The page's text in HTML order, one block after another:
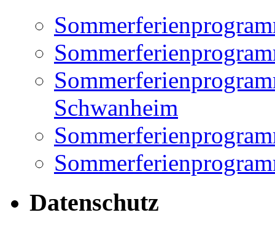
Schwanheim
Datenschutz